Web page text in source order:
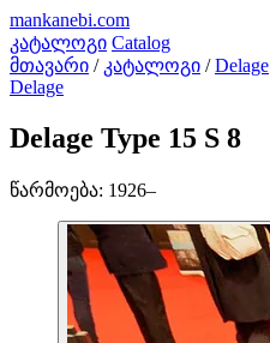
mankanebi.com
კატალოგი Catalog
მთავარი / კატალოგი / Delage
Delage
Delage Type 15 S 8
წარმოება: 1926–